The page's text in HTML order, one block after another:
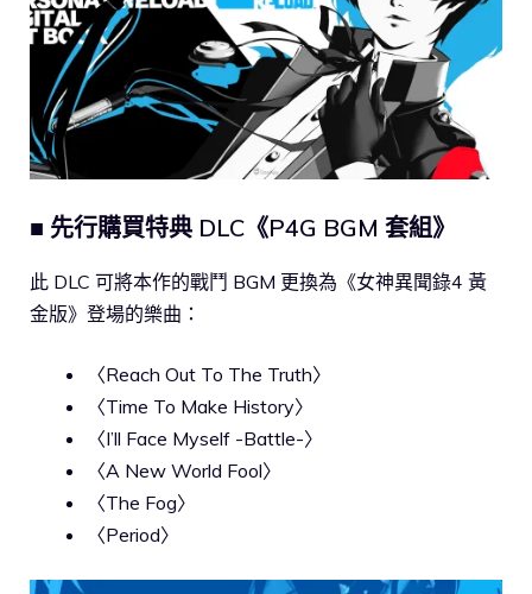
■ 先行購買特典 DLC《P4G BGM 套組》
此 DLC 可將本作的戰鬥 BGM 更換為《女神異聞錄4 黃
金版》登場的樂曲：
〈Reach Out To The Truth〉
〈Time To Make History〉
〈I’ll Face Myself -Battle-〉
〈A New World Fool〉
〈The Fog〉
〈Period〉